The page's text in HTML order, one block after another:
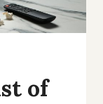
of